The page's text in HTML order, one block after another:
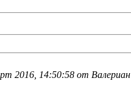
2016, 14:50:58 от Валериан